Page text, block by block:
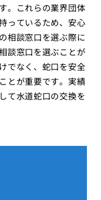
。これらの業界団体
っているため、安心
相談窓口を選ぶ際に
談窓口を選ぶことが
でなく、蛇口を安全
とが重要です。実績
て水道蛇口の交換を